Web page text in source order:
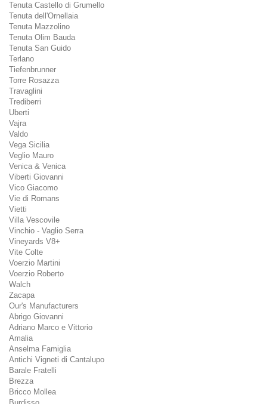
Tenuta Castello di Grumello
Tenuta dell'Ornellaia
Tenuta Mazzolino
Tenuta Olim Bauda
Tenuta San Guido
Terlano
Tiefenbrunner
Torre Rosazza
Travaglini
Trediberri
Uberti
Vajra
Valdo
Vega Sicilia
Veglio Mauro
Venica & Venica
Viberti Giovanni
Vico Giacomo
Vie di Romans
Vietti
Villa Vescovile
Vinchio - Vaglio Serra
Vineyards V8+
Vite Colte
Voerzio Martini
Voerzio Roberto
Walch
Zacapa
Our's Manufacturers
Abrigo Giovanni
Adriano Marco e Vittorio
Amalia
Anselma Famiglia
Antichi Vigneti di Cantalupo
Barale Fratelli
Brezza
Bricco Mollea